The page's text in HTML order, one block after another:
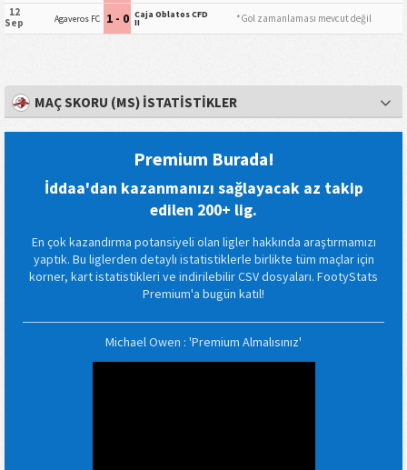
12
Sep
Agaveros FC 1 - 0 Caja Oblatos CFD
II *Gol zamanlaması mevcut değil
MAÇ SKORU (MS) İSTATISTIKLER
Premium Burada!
İddaa'dan kazanmanızı sağlayacak az takip
edilen 200+ lig.
En çok kazandırma potansiyeli olan ligler hakkında araştırmamızı
yaptık. Bu liglerden detaylı istatistiklerle birlikte tüm maçlar için
korner, kart istatistikleri ve indirilebilir CSV dosyaları. FootyStats
Premium'a bugün katıl!
Michael Owen : 'Premium Almalısınız'